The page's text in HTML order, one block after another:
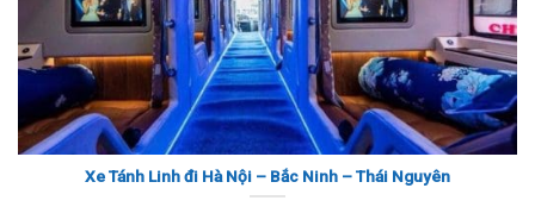
Xe Tánh Linh đi Hà Nội – Bắc Ninh – Thái Nguyên